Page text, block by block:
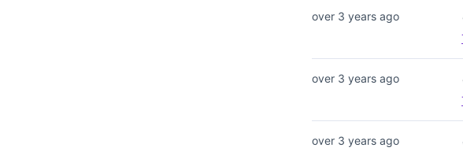
over 3 years ago
over 3 years ago
over 3 years ago